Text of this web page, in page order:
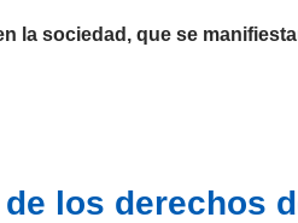
sociedad, que se
los derechos